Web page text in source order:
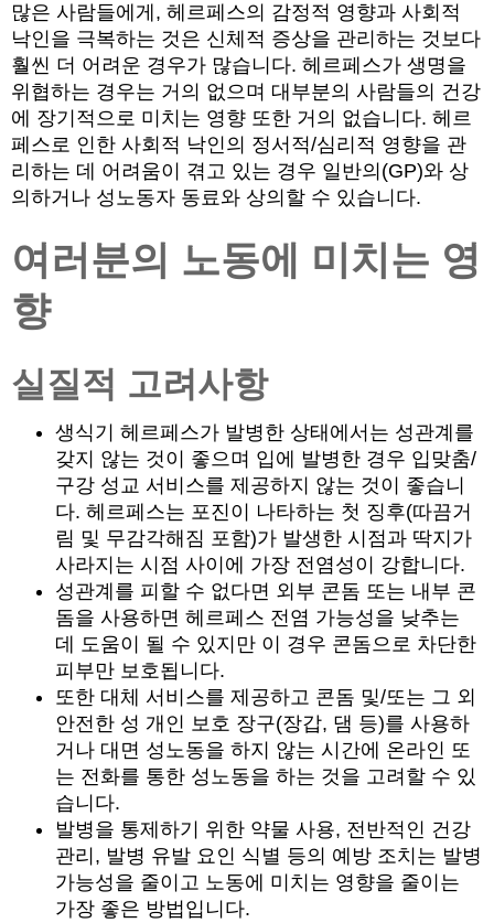
많은 사람들에게, 헤르페스의 감정적 영향과 사회적
낙인을 극복하는 것은 신체적 증상을 관리하는 것보다
훨씬 더 어려운 경우가 많습니다. 헤르페스가 생명을
위협하는 경우는 거의 없으며 대부분의 사람들의 건강
에 장기적으로 미치는 영향 또한 거의 없습니다. 헤르
페스로 인한 사회적 낙인의 정서적/심리적 영향을 관
리하는 데 어려움이 겪고 있는 경우 일반의(GP)와 상
의하거나 성노동자 동료와 상의할 수 있습니다.
여러분의 노동에 미치는 영
향
실질적 고려사항
생식기 헤르페스가 발병한 상태에서는 성관계를
갖지 않는 것이 좋으며 입에 발병한 경우 입맞춤/
구강 성교 서비스를 제공하지 않는 것이 좋습니
다. 헤르페스는 포진이 나타하는 첫 징후(따끔거
림 및 무감각해짐 포함)가 발생한 시점과 딱지가
사라지는 시점 사이에 가장 전염성이 강합니다.
성관계를 피할 수 없다면 외부 콘돔 또는 내부 콘
돔을 사용하면 헤르페스 전염 가능성을 낮추는
데 도움이 될 수 있지만 이 경우 콘돔으로 차단한
피부만 보호됩니다.
또한 대체 서비스를 제공하고 콘돔 및/또는 그 외
안전한 성 개인 보호 장구(장갑, 댐 등)를 사용하
거나 대면 성노동을 하지 않는 시간에 온라인 또
는 전화를 통한 성노동을 하는 것을 고려할 수 있
습니다.
발병을 통제하기 위한 약물 사용, 전반적인 건강
관리, 발병 유발 요인 식별 등의 예방 조치는 발병
가능성을 줄이고 노동에 미치는 영향을 줄이는
가장 좋은 방법입니다.